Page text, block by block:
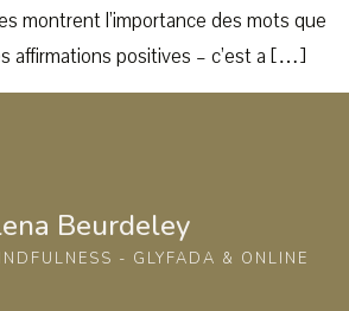
montrent l’importance des mots que
affirmations positives – c’est a […]
Beurdeley
- GLYFADA & ONLINE